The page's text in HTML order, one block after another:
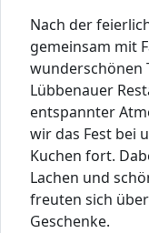
Nach der
gemeinsam mit
wunderschönen
Lübbenauer
entspannter
wir das Fest bei
Kuchen fort.
Lachen und
freuten sich
Geschenke.